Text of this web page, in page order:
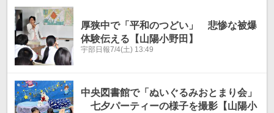
厚狭中で「平和のつどい」 悲惨な被爆
体験伝える【山陽小野田】
宇部日報7/4(土) 13:49
中央図書館で「ぬいぐるみおとまり会」
七夕パーティーの様子を撮影【山陽小